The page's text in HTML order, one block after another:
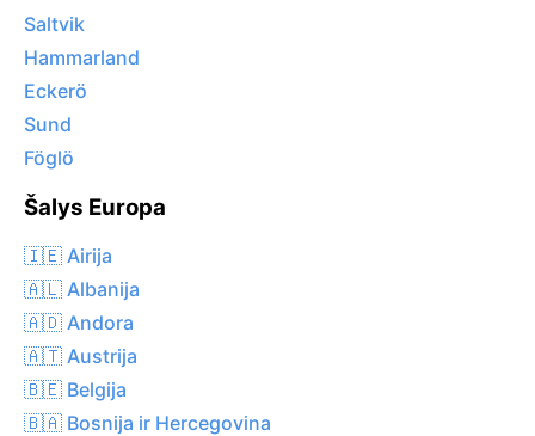
Saltvik
Hammarland
Eckerö
Sund
Föglö
Šalys Europa
🇮🇪 Airija
🇦🇱 Albanija
🇦🇩 Andora
🇦🇹 Austrija
🇧🇪 Belgija
🇧🇦 Bosnija ir Hercegovina